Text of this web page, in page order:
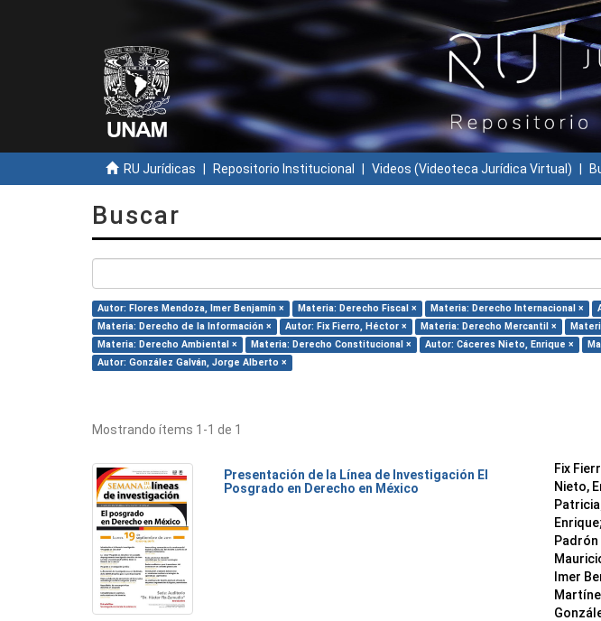
RU Jurídicas Repositorio Institucional Videos (Videoteca Jurídica Virtual)
Buscar
Autor: Flores Mendoza, Imer Benjamín × Materia: Derecho Fiscal × Materia: Derecho Internacional ×
Materia: Derecho de la Información ×
Autor: Fix Fierro, Héctor × Materia: Derecho Mercantil ×
Materia: Derecho Ambiental ×
Materia: Derecho Constitucional × Autor: Cáceres Nieto, Enrique ×
Autor: González Galván, Jorge Alberto ×
Mostrando ítems 1-1 de 1
Presentación de la Línea de Investigación El
Posgrado en Derecho en México
Fix
Nieto,
Patricia
Enrique;
Imer